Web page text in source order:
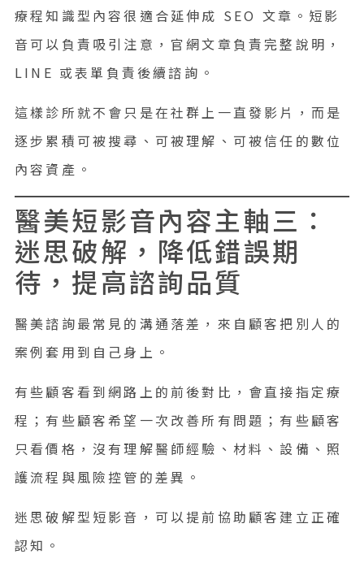
療程知識型內容很適合延伸成 SEO 文章。短影
音可以負責吸引注意，官網文章負責完整說明，
LINE 或表單負責後續諮詢。
這樣診所就不會只是在社群上一直發影片，而是
逐步累積可被搜尋、可被理解、可被信任的數位
內容資產。
醫美短影音內容主軸三：
迷思破解，降低錯誤期
待，提高諮詢品質
醫美諮詢最常見的溝通落差，來自顧客把別人的
案例套用到自己身上。
有些顧客看到網路上的前後對比，會直接指定療
程；有些顧客希望一次改善所有問題；有些顧客
只看價格，沒有理解醫師經驗、材料、設備、照
護流程與風險控管的差異。
迷思破解型短影音，可以提前協助顧客建立正確
認知。